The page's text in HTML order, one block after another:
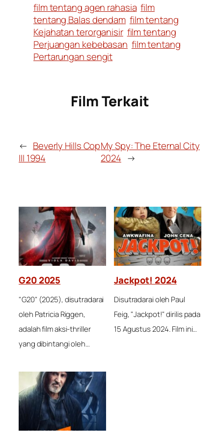
film tentang agen rahasia film
tentang Balas dendam film tentang
Kejahatan terorganisir film tentang
Perjuangan kebebasan film tentang
Pertarungan sengit
Film Terkait
← Beverly Hills Cop
III 1994
My Spy: The Eternal City
2024 →
G20 2025
"G20" (2025), disutradarai
oleh Patricia Riggen,
adalah film aksi-thriller
yang dibintangi oleh…
Jackpot! 2024
Disutradarai oleh Paul
Feig, "Jackpot!" dirilis pada
15 Agustus 2024. Film ini…